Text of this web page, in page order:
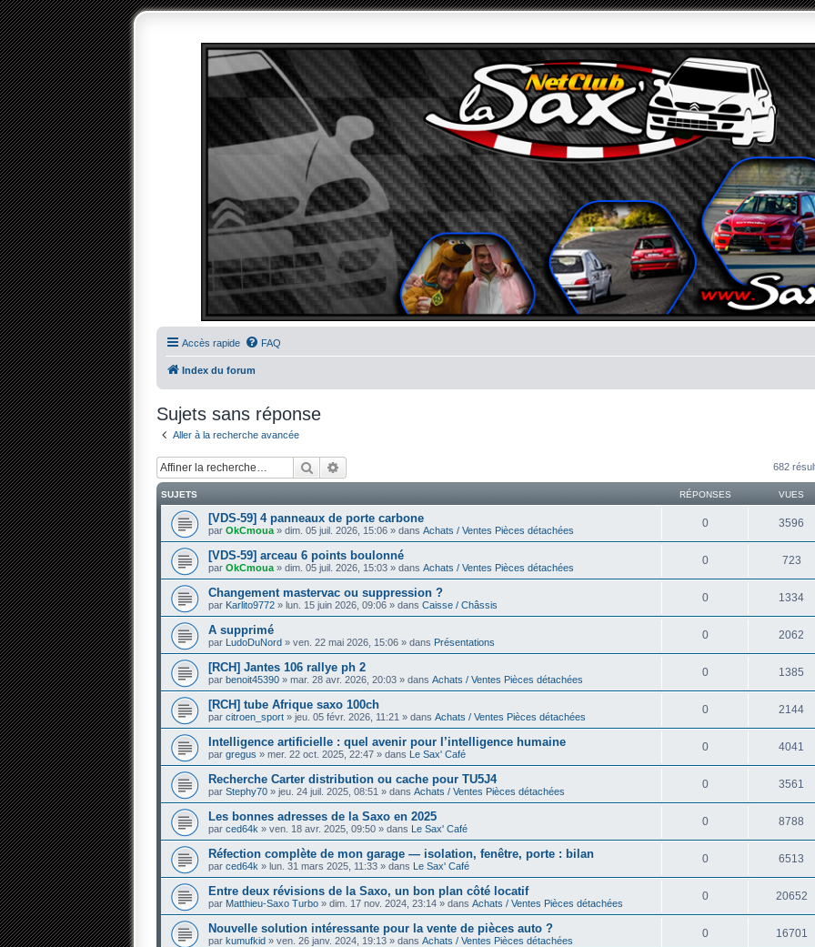
Accès rapide FAQ
Index du forum
Sujets sans réponse
Aller à la recherche avancée
Rechercher 682
SUJETS RÉPONSES VUES
[VDS-59] 4 panneaux de porte carbone
par OkCmoua » dim. 05 juil. 2026, 15:06 » dans Achats / Ventes Pièces détachées
0 3596
[VDS-59] arceau 6 points boulonné
par OkCmoua » dim. 05 juil. 2026, 15:03 » dans Achats / Ventes Pièces détachées
0 723
Changement mastervac ou suppression ?
par Karlito9772 » lun. 15 juin 2026, 09:06 » dans Caisse / Châssis
0 1334
A supprimé
par LudoDuNord » ven. 22 mai 2026, 15:06 » dans Présentations
0 2062
[RCH] Jantes 106 rallye ph 2
par benoit45390 » mar. 28 avr. 2026, 20:03 » dans Achats / Ventes Pièces détachées
0 1385
[RCH] tube Afrique saxo 100ch
par citroen_sport » jeu. 05 févr. 2026, 11:21 » dans Achats / Ventes Pièces détachées
0 2144
Intelligence artificielle : quel avenir pour l’intelligence humaine
par gregus » mer. 22 oct. 2025, 22:47 » dans Le Sax' Café
0 4041
Recherche Carter distribution ou cache pour TU5J4
par Stephy70 » jeu. 24 juil. 2025, 08:51 » dans Achats / Ventes Pièces détachées
0 3561
Les bonnes adresses de la Saxo en 2025
par ced64k » ven. 18 avr. 2025, 09:50 » dans Le Sax' Café
0 8788
Réfection complète de mon garage — isolation, fenêtre, porte : bilan
par ced64k » lun. 31 mars 2025, 11:33 » dans Le Sax' Café
0 6513
Entre deux révisions de la Saxo, un bon plan côté locatif
par Matthieu-Saxo Turbo » dim. 17 nov. 2024, 23:14 » dans Achats / Ventes Pièces détachées
0 20652
Nouvelle solution intéressante pour la vente de pièces auto ?
par kumufkid » ven. 26 janv. 2024, 19:13 » dans Achats / Ventes Pièces détachées
0 16701